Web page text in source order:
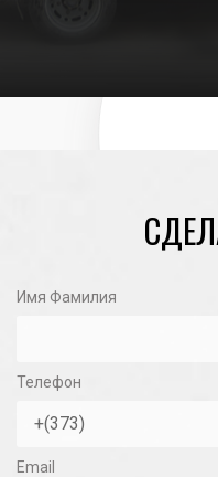
Имя Фамилия
Телефон
Email